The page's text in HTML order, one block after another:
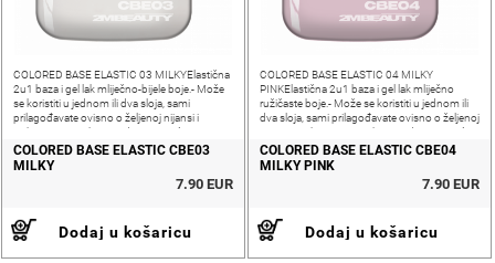
COLORED BASE ELASTIC 03 MILKYElastična
2u1 baza i gel lak mliječno-bijele boje.- Može
se koristiti u jednom ili dva sloja, sami
prilagođavate ovisno o željenoj nijansi i
pokrivenosti nokta- Srednja gustoća,
fleksibilna i meka za rad-
COLORED BASE ELASTIC CBE03
MILKY
7.90 EUR
Dodaj u košaricu
COLORED BASE ELASTIC 04 MILKY
PINKElastična 2u1 baza i gel lak mliječno
ružičaste boje.- Može se koristiti u jednom ili
dva sloja, sami prilagođavate ovisno o željenoj
nijansi i pokrivenosti nokta- Srednja gustoća,
fleksibilna i meka za
COLORED BASE ELASTIC CBE04
MILKY PINK
7.90 EUR
Dodaj u košaricu